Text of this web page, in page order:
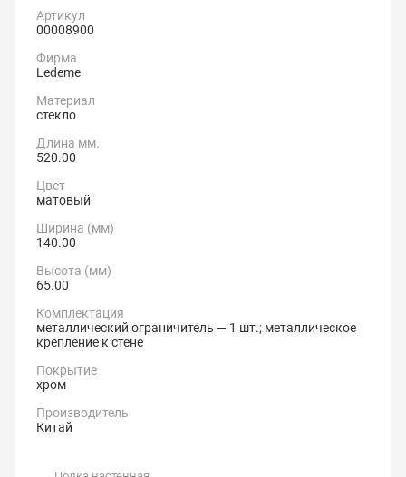
Артикул
00008900
Фирма
Ledeme
Материал
стекло
Длина мм.
520.00
Цвет
матовый
Ширина (мм)
140.00
Высота (мм)
65.00
Комплектация
металлический ограничитель — 1 шт.; металлическое
крепление к стене
Покрытие
хром
Производитель
Китай